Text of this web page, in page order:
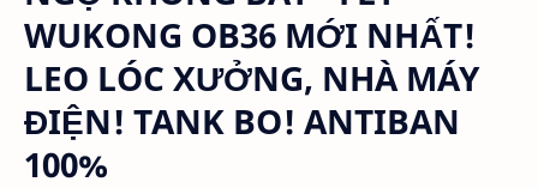
WUKONG OB36 MỚI NHẤT!
LEO LÓC XƯỞNG, NHÀ MÁY
ĐIỆN! TANK BO! ANTIBAN
100%